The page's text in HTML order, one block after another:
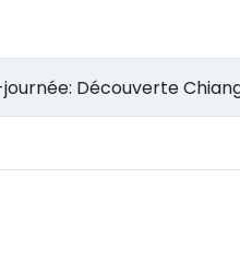
Demi-journée: